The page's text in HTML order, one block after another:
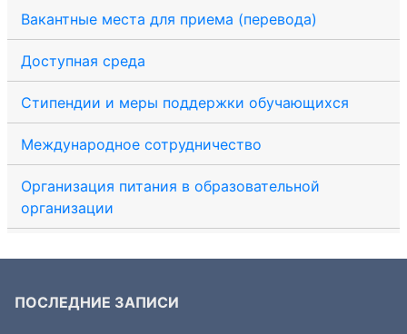
Вакантные места для приема (перевода)
Доступная среда
Стипендии и меры поддержки обучающихся
Международное сотрудничество
Организация питания в образовательной
организации
ПОСЛЕДНИЕ ЗАПИСИ